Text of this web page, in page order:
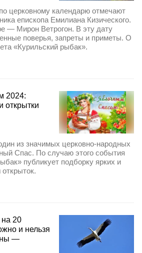
церковному календарю отмечают
епископа Емилиана Кизического.
— Мирон Ветрогон. В эту дату
поверья, запреты и приметы. О
«Курильский рыбак».
2024:
открытки
из значимых церковно-народных
Спас. По случаю этого события
публикует подборку ярких и
20
и нельзя
—